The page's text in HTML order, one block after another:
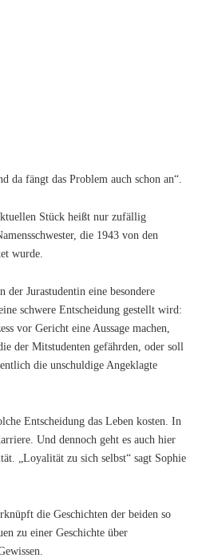
da fängt das Problem auch schon an“.
Stück heißt nur zufällig
die 1943 von den
wurde.
Jurastudentin eine besondere
schwere Entscheidung gestellt wird:
vor Gericht eine Aussage machen,
der Mitstudenten gefährden, oder soll
die unschuldige Angeklagte
Entscheidung das Leben kosten. In
Und dennoch geht es auch hier
„Loyalität zu sich selbst“ sagt Sophie
die Geschichten der beiden so
zu einer Geschichte über